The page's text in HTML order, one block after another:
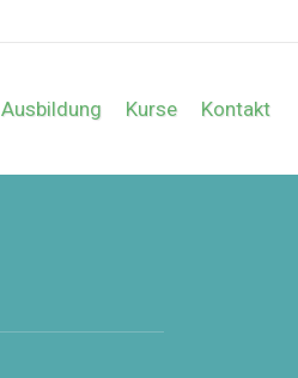
Ausbildung Kurse Kontakt